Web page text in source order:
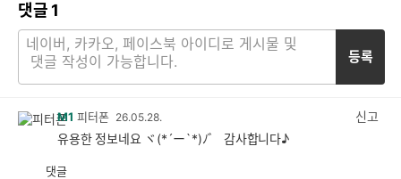
댓글 1
등록
M1 피터폰 26.05.28.
신고
유용한 정보네요 ヾ(*´ー`*)ﾉ゛ 감사합니다♪
댓글